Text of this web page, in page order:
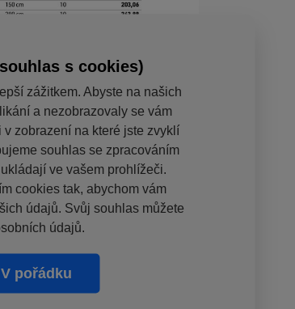
s cookies)
zážitkem. Abyste na našich
a nezobrazovaly se vám
zobrazení na které jste zvyklí
souhlas se zpracováním
ve vašem prohlížeči.
cookies tak, abychom vám
údajů. Svůj souhlas můžete
údajů.
V pořádku